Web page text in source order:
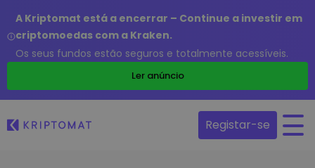
A Kriptomat está a encerrar – Continue a investir em
criptomoedas com a Kraken.
Os seus fundos estão seguros e totalmente acessíveis.
Ler anúncio
Registar-se